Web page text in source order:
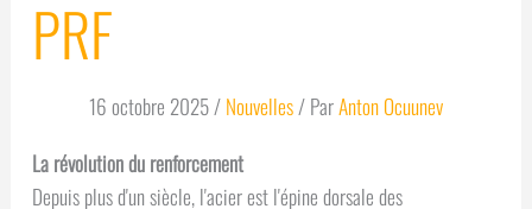
PRF
16 octobre 2025/Nouvelles/ ParAnton Ocuunev
La révolution du renforcement
Depuis plus d'un siècle, l'acier est l'épine dorsale des